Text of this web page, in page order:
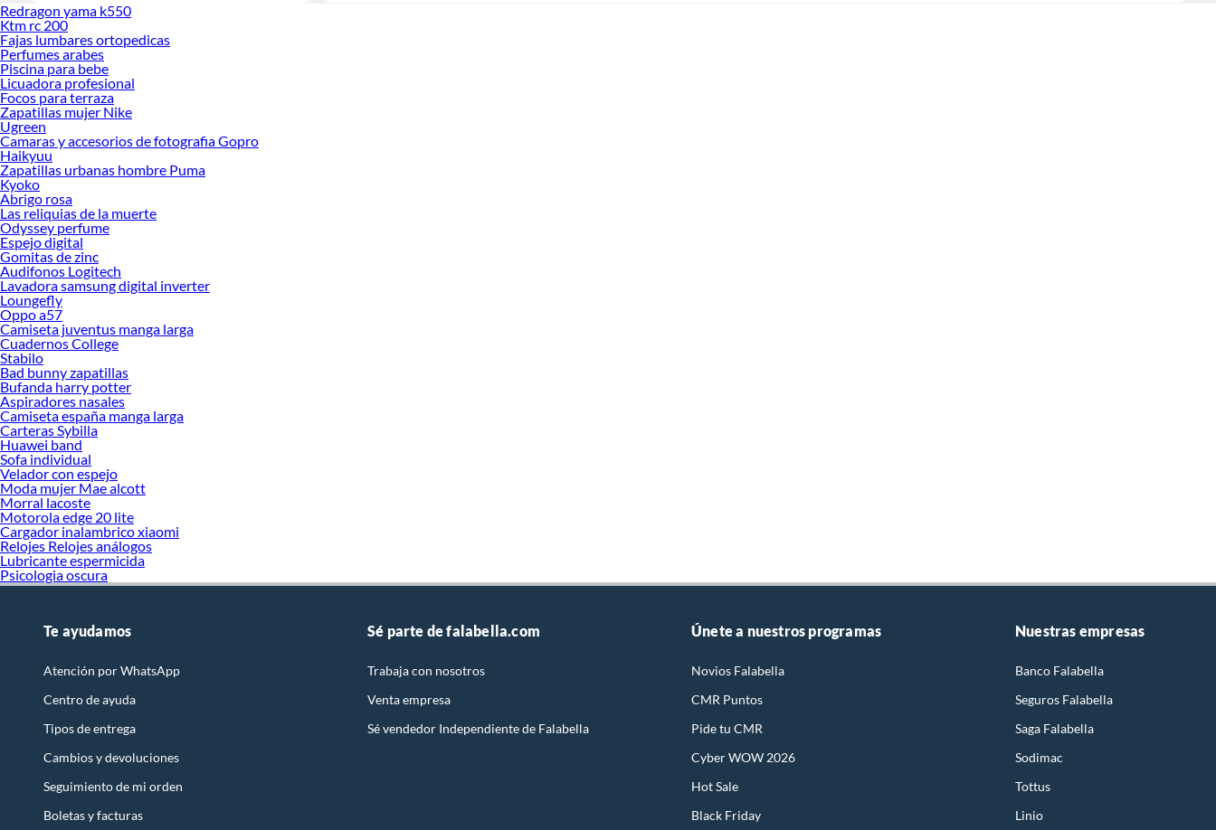
Redragon yama k550
Ktm rc 200
Fajas lumbares ortopedicas
Perfumes arabes
Piscina para bebe
Licuadora profesional
Focos para terraza
Zapatillas mujer Nike
Ugreen
Camaras y accesorios de fotografia Gopro
Haikyuu
Zapatillas urbanas hombre Puma
Kyoko
Abrigo rosa
Las reliquias de la muerte
Odyssey perfume
Espejo digital
Gomitas de zinc
Audifonos Logitech
Lavadora samsung digital inverter
Loungefly
Oppo a57
Camiseta juventus manga larga
Cuadernos College
Stabilo
Bad bunny zapatillas
Bufanda harry potter
Aspiradores nasales
Camiseta españa manga larga
Carteras Sybilla
Huawei band
Sofa individual
Velador con espejo
Moda mujer Mae alcott
Morral lacoste
Motorola edge 20 lite
Cargador inalambrico xiaomi
Relojes Relojes análogos
Lubricante espermicida
Psicologia oscura
Te ayudamos
Atención por WhatsApp
Centro de ayuda
Tipos de entrega
Cambios y devoluciones
Seguimiento de mi orden
Boletas y facturas
Sé parte de falabella.com
Trabaja con nosotros
Venta empresa
Sé vendedor Independiente de Falabella
Únete a nuestros programas
Novios Falabella
CMR Puntos
Pide tu CMR
Cyber WOW 2026
Hot Sale
Black Friday
Nuestras empresas
Banco Falabella
Seguros Falabella
Saga Falabella
Sodimac
Tottus
Linio